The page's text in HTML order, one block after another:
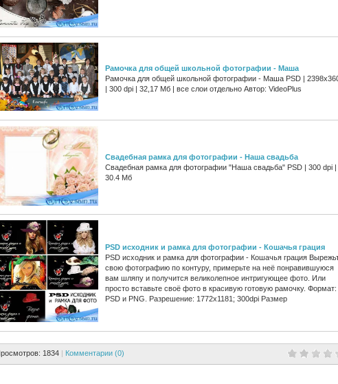
Рамочка для общей школьной фотографии - Маша
Рамочка для общей школьной фотографии - Маша PSD |
| 300 dpi | 32,17 Мб | все слои отдельно Автор: VideoPlus
Свадебная рамка для фотографии - Наша свадьба
Свадебная рамка для фотографии "Наша свадьба" PSD | 300 dpi |
30.4 Мб
PSD исходник и рамка для фотографии - Кошачья грация
PSD исходник и рамка для фотографии - Кошачья грация
свою фотографию по контуру, примерьте на неё понравившуюся
вам шляпу и получится великолепное интригующее фото. Или
просто вставьте своё фото в красивую готовую рамочку. Формат:
PSD и PNG. Разрешение: 1772х1181; 300dpi Размер
1834 | Комментарии (0)